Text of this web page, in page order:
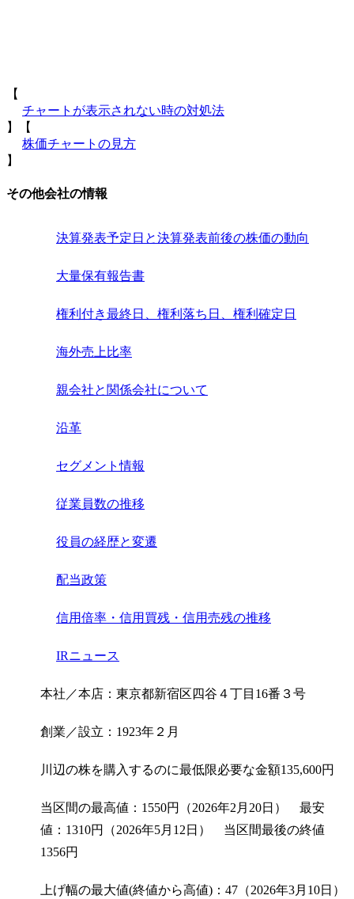
【
チャートが表示されない時の対処法
】【
株価チャートの見方
】
その他会社の情報
決算発表予定日と決算発表前後の株価の動向
大量保有報告書
権利付き最終日、権利落ち日、権利確定日
海外売上比率
親会社と関係会社について
沿革
セグメント情報
従業員数の推移
役員の経歴と変遷
配当政策
信用倍率・信用買残・信用売残の推移
IRニュース
本社／本店：東京都新宿区四谷４丁目16番３号
創業／設立：1923年２月
川辺の株を購入するのに最低限必要な金額135,600円
当区間の最高値：1550円（2026年2月20日） 最安
値：1310円（2026年5月12日） 当区間最後の終値
1356円
上げ幅の最大値(終値から高値)：47（2026年3月10日）